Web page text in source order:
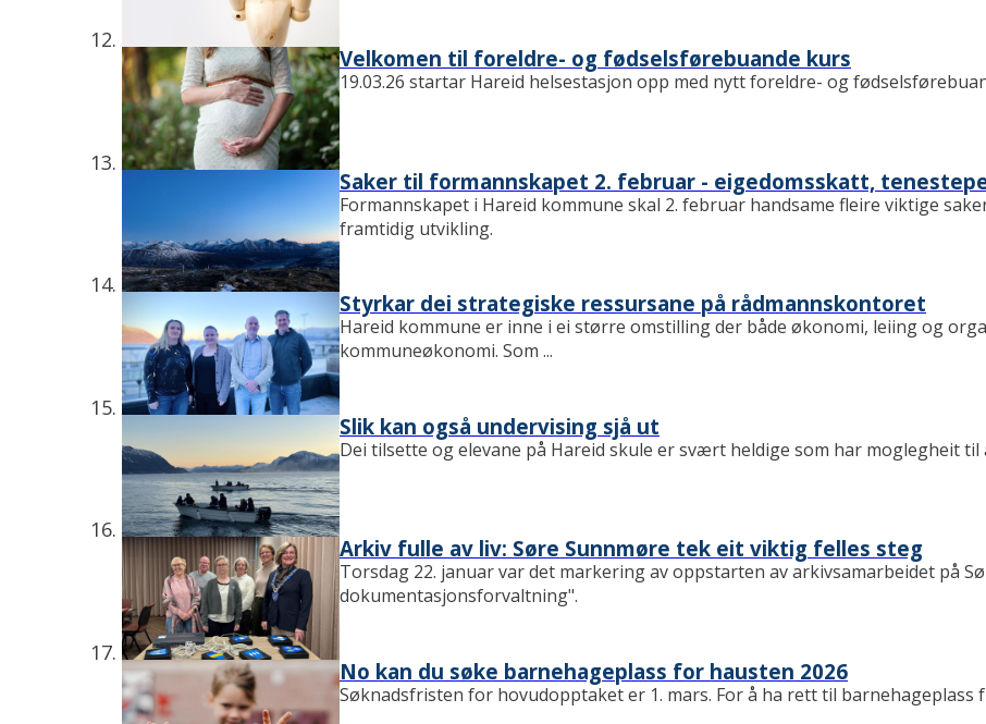
Velkomen til foreldre- og fødselsførebuande kurs
19.03.26 startar Hareid helsestasjon opp med nytt foreldre- og
Saker til formannskapet 2. februar - eigedomsskatt,
Formannskapet i Hareid kommune skal 2. februar handsame fleire viktige
framtidig utvikling.
Styrkar dei strategiske ressursane på rådmannskontoret
Hareid kommune er inne i ei større omstilling der både økonomi, leiing og
kommuneøkonomi. Som ...
Slik kan også undervising sjå ut
Dei tilsette og elevane på Hareid skule er svært heldige som har moglegheit
Arkiv fulle av liv: Søre Sunnmøre tek eit viktig felles steg
Torsdag 22. januar var det markering av oppstarten av arkivsamarbeidet på
dokumentasjonsforvaltning".
No kan du søke barnehageplass for hausten 2026
Søknadsfristen for hovudopptaket er 1. mars. For å ha rett til barnehageplass